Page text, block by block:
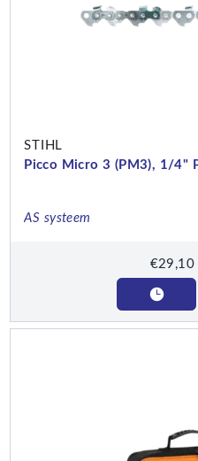
STIHL
AS systeem
€29,10